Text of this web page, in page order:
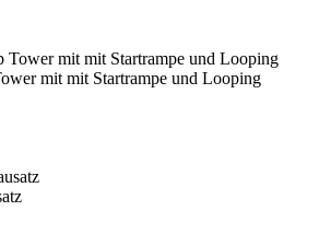
mit mit Startrampe und Looping